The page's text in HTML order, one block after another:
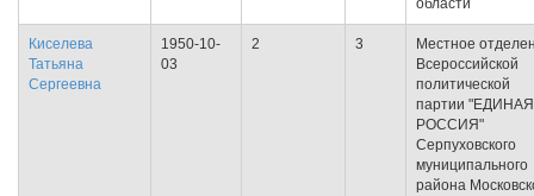
области
Киселева
Татьяна
Сергеевна
1950-10-
03
2 3
Местное
Всероссийской
политической
партии "ЕДИНАЯ
РОССИЯ"
Серпуховского
муниципального
района